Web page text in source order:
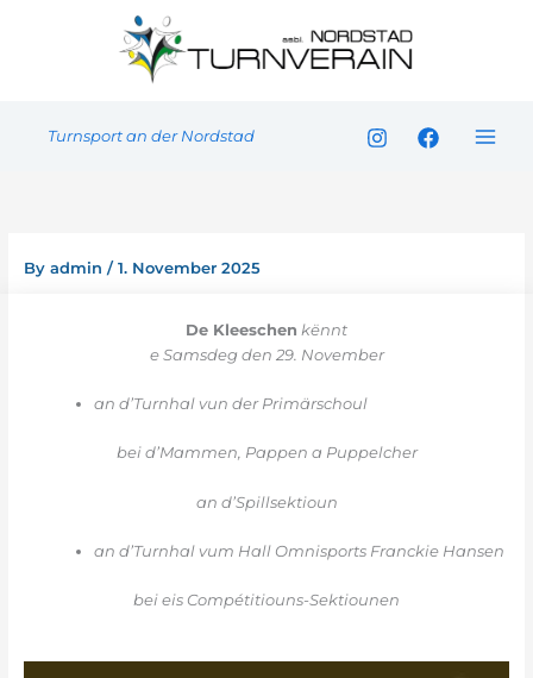
Turnsport an der Nordstad
Byadmin/1. November 2025
De Kleeschen kënnt
e Samsdeg den 29. November
an d’Turnhal vun der Primärschoul
bei d’Mammen, Pappen a Puppelcher
an d’Spillsektioun
an d’Turnhal vum Hall Omnisports Franckie Hansen
bei eis Compétitiouns-Sektiounen